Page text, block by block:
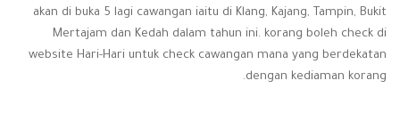
akan di buka 5 lagi cawangan iaitu di Klang, Kajang, Tampin, Bukit
Mertajam dan Kedah dalam tahun ini. korang boleh check di
website Hari-Hari untuk check cawangan mana yang berdekatan
dengan kediaman korang.